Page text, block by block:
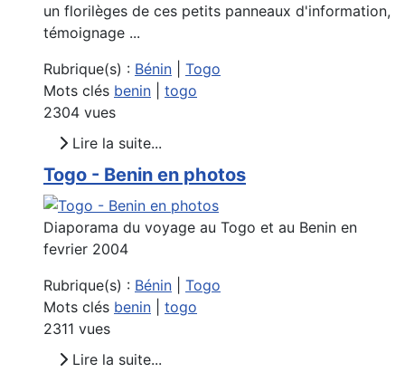
un florilèges de ces petits panneaux d'information,
témoignage ...
Rubrique(s) : Bénin
Togo
Mots clés benin
togo
2304 vues
Lire la suite...
Togo - Benin en photos
Diaporama du voyage au Togo et au Benin en
fevrier 2004
Rubrique(s) : Bénin
Togo
Mots clés benin
togo
2311 vues
Lire la suite...